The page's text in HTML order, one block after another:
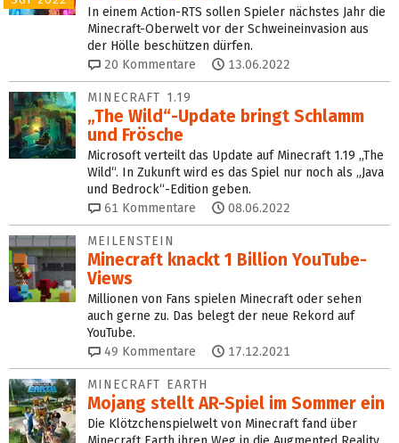
In einem Action-RTS sollen Spieler nächstes Jahr die
Minecraft-Oberwelt vor der Schweineinvasion aus
der Hölle beschützen dürfen.
20 Kommentare 13.06.2022
MINECRAFT 1.19
„The Wild“-Update bringt Schlamm
und Frösche
Microsoft verteilt das Update auf Minecraft 1.19 „The
Wild“. In Zukunft wird es das Spiel nur noch als „Java
und Bedrock“-Edition geben.
61 Kommentare 08.06.2022
MEILENSTEIN
Minecraft knackt 1 Billion YouTube-
Views
Millionen von Fans spielen Minecraft oder sehen
auch gerne zu. Das belegt der neue Rekord auf
YouTube.
49 Kommentare 17.12.2021
MINECRAFT EARTH
Mojang stellt AR-Spiel im Sommer ein
Die Klötzchenspielwelt von Minecraft fand über